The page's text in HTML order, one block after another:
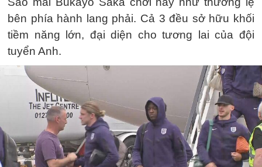
bên phía hành lang phải. Cả 3 đều sở hữu khối
tiềm năng lớn, đại diện cho tương lai của đội
tuyển Anh.